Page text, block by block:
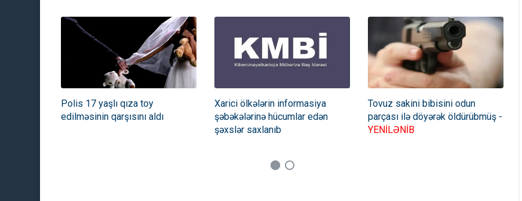
Media və Yayım Şurası yaradıldı - FƏRMAN
Polis 17 yaşlı qıza toy
edilməsinin qarşısını aldı
Xarici ölkələrin informasiya
şəbəkələrinə hücumlar edən
şəxslər saxlanıb
Tovuz sakini bibisini odun
parçası ilə döyərək öldürübmüş -
YENİLƏNİB